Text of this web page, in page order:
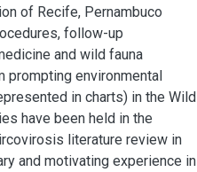
of Recife, Pernambuco
follow-up
and wild fauna
prompting environmental
in charts) in the Wild
have been held in the
literature review in
and motivating experience in